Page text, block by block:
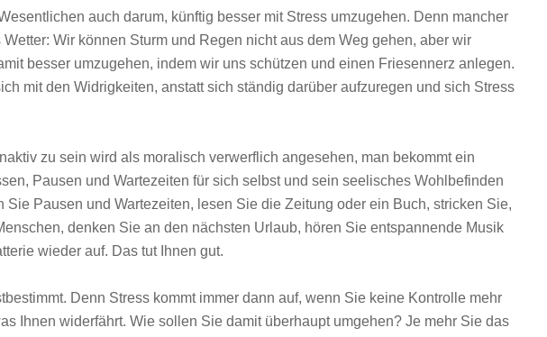
auch darum, künftig besser mit Stress umzugehen. Denn mancher
Wir können Sturm und Regen nicht aus dem Weg gehen, aber wir
besser umzugehen, indem wir uns schützen und einen Friesennerz anlegen.
mit den Widrigkeiten, anstatt sich ständig darüber aufzuregen und sich Stress
zu sein wird als moralisch verwerflich angesehen, man bekommt ein
Pausen und Wartezeiten für sich selbst und sein seelisches Wohlbefinden
Sie Pausen und Wartezeiten, lesen Sie die Zeitung oder ein Buch, stricken Sie,
denken Sie an den nächsten Urlaub, hören Sie entspannende Musik
wieder auf. Das tut Ihnen gut.
Denn Stress kommt immer dann auf, wenn Sie keine Kontrolle mehr
Ihnen widerfährt. Wie sollen Sie damit überhaupt umgehen? Je mehr Sie das